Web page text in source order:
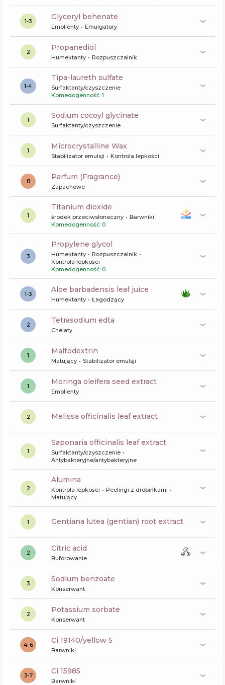
1-3 glyceryl behenate
Emolienty Emulgatory
2 propanediol
Humektanty Rozpuszczalnik
1-4
tipa-laureth sulfate
Surfaktanty/czyszczenie
Komedogenność: 1
1 sodium cocoyl glycinate
Surfaktanty/czyszczenie
1 Microcrystalline Wax
Stabilizator emulsji Kontrola lepkości
8 Parfum (Fragrance)
Zapachowe
1
titanium dioxide
środek przeciwsłoneczny
Barwniki
Komedogenność: 0
3
propylene glycol
Humektanty
Rozpuszczalnik
Kontrola lepkości
Komedogenność: 0
1-3 aloe barbadensis leaf juice
Humektanty Łagodzący
2 tetrasodium edta
Chelaty
1 maltodextrin
Matujący Stabilizator emulsji
1 moringa oleifera seed extract
Emolienty
2 melissa officinalis leaf extract
1
saponaria officinalis leaf extract
Surfaktanty/czyszczenie
Antybakteryjne/antybakteryjne
2
alumina
Kontrola lepkości
Peelingi z drobinkami
Matujący
1 gentiana lutea (gentian) root extract
2 citric acid
Buforowanie
3 sodium benzoate
Konserwant
2 potassium sorbate
Konserwant
4-6 ci 19140/yellow 5
Barwniki
3-7 ci 15985
Barwniki